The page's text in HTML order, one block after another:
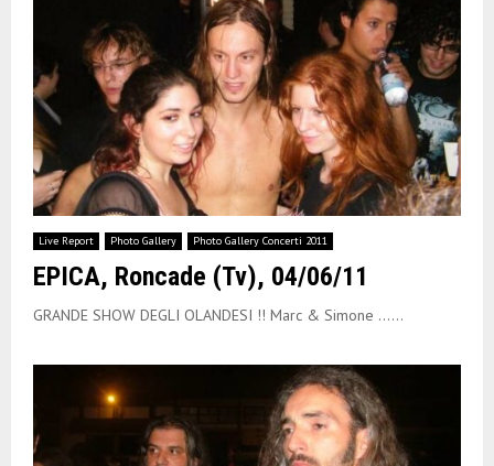
Live Report Photo Gallery Photo Gallery Concerti 2011
EPICA, Roncade (Tv), 04/06/11
GRANDE SHOW DEGLI OLANDESI !! Marc & Simone …...